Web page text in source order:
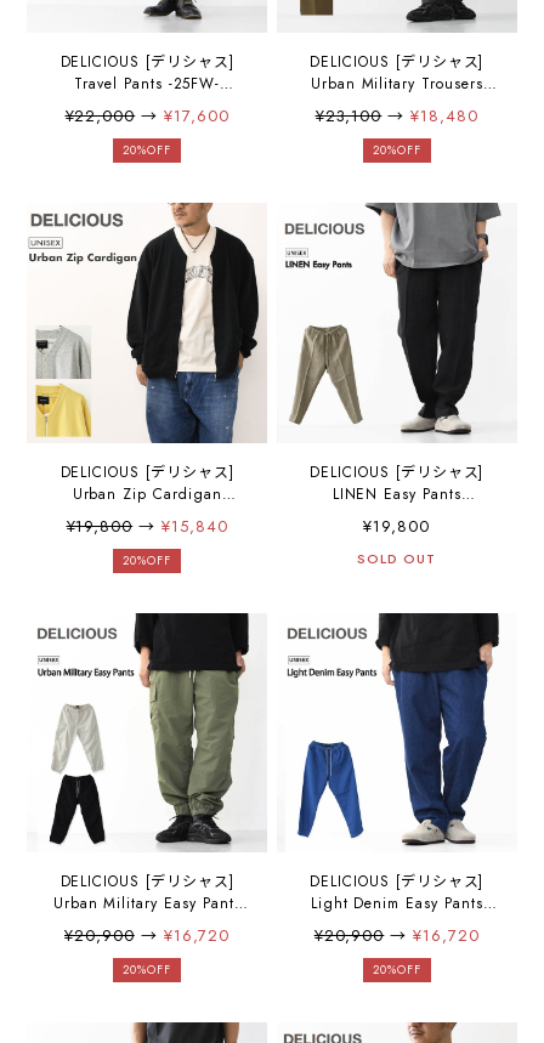
DELICIOUS [デリシャス]
Travel Pants -25FW-
[DP69222] トラベルパン
ツ-25FW-・「セットアップ
パンツ・キレイ目パンツ」
¥22,000→¥17,600
20%OFF
DELICIOUS [デリシャス]
Urban Military Trousers
[DP9532] アーバンミリタリ
ートラウザーズ・タックパ
ンツ・ツータック・フォー
ス・MEN'S [2025AW]
¥23,100→¥18,480
20%OFF
DELICIOUS [デリシャス]
Urban Zip Cardigan
[DC8116] アーバンジップカ
ーディガン・軽い・暖か
い・柔らかい・ ナチュラ
¥19,800→¥15,840
20%OFF
DELICIOUS [デリシャス]
LINEN Easy Pants
[DP83082] リネンイージー
パンツ・リネンパンツ・イ
ージーパンツ・麻パンツ・
速乾性・ゆったりシルエッ
ト・MEN'S / LADY'S
[2025SS]
¥19,800
SOLD OUT
DELICIOUS [デリシャス]
Urban Military Easy Pants
[DP9225] アーバンミリタリ
ーイージーパンツ・イージ
ーパンツ・リラックスパン
¥20,900→ ¥16,720
20%OFF
DELICIOUS [デリシャス]
Light Denim Easy Pants
[DP5729] ライトデニムイー
ジーパンツ・イージーパン
ツ・ライトデニム・MEN'S
¥20,900→¥16,720
20%OFF